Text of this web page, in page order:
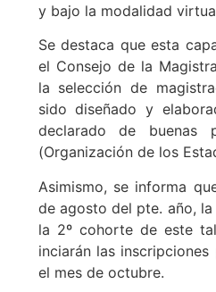
y bajo la modalidad
Se destaca que esta
el Consejo de la
la selección de
sido diseñado y
declarado de buenas
(Organización de los
Asimismo, se informa
de agosto del pte. año,
la 2º cohorte de este
inciarán las
el mes de octubre.